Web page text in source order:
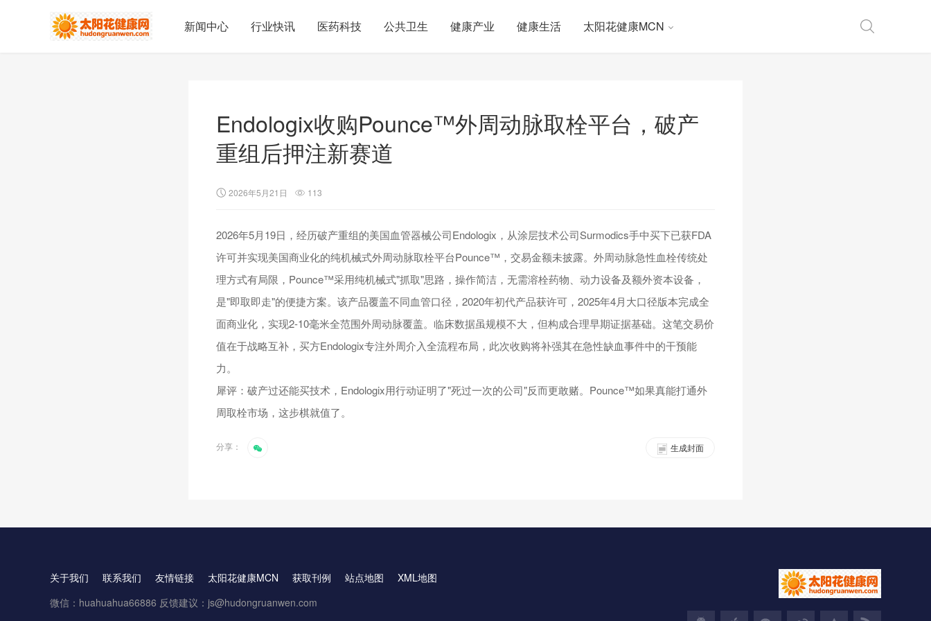
新闻中心 行业快讯 医药科技 公共卫生 健康产业 健康生活 太阳花健康MCN
Endologix收购Pounce™外周动脉取栓平台，破产
重组后押注新赛道
2026年5月21日 113
2026年5月19日，经历破产重组的美国血管器械公司Endologix，从涂层技术公司Surmodics手中买下已获FDA
许可并实现美国商业化的纯机械式外周动脉取栓平台Pounce™，交易金额未披露。外周动脉急性血栓传统处
理方式有局限，Pounce™采用纯机械式"抓取"思路，操作简洁，无需溶栓药物、动力设备及额外资本设备，
是"即取即走"的便捷方案。该产品覆盖不同血管口径，2020年初代产品获许可，2025年4月大口径版本完成全
面商业化，实现2-10毫米全范围外周动脉覆盖。临床数据虽规模不大，但构成合理早期证据基础。这笔交易价
值在于战略互补，买方Endologix专注外周介入全流程布局，此次收购将补强其在急性缺血事件中的干预能
力。
犀评：破产过还能买技术，Endologix用行动证明了"死过一次的公司"反而更敢赌。Pounce™如果真能打通外
周取栓市场，这步棋就值了。
分享： 生成封面
关于我们 联系我们 友情链接 太阳花健康MCN 获取刊例 站点地图
XML地图
微信：huahuahua66886 反馈建议：js@hudongruanwen.com